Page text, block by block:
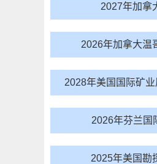
2027年加拿
2026年加拿大温
2028年美国国际矿
2026年芬兰国
2025年美国勘